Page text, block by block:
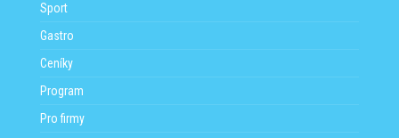
Sport
Gastro
Ceníky
Program
Pro firmy